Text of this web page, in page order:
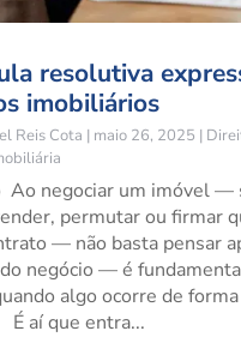
resolutiva
imobiliários
Reis Cota | maio 26, 2025 |
Ao negociar um imóvel —
permutar ou firmar
— não basta pensar
negócio — é
algo ocorre de
É aí que entra...